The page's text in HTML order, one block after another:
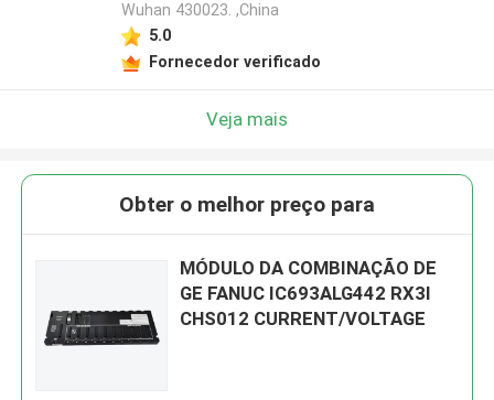
Wuhan 430023. ,China
5.0
Fornecedor verificado
Veja mais
Obter o melhor preço para
MÓDULO DA COMBINAÇÃO DE
GE FANUC IC693ALG442 RX3I
CHS012 CURRENT/VOLTAGE